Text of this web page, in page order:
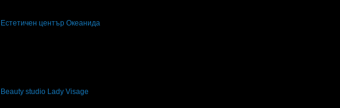
Естетичен център Океанида
Beauty studio Lady Visage